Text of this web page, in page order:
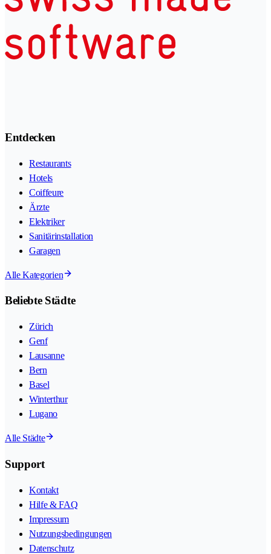
Entdecken
Restaurants
Hotels
Coiffeure
Ärzte
Elektriker
Sanitärinstallation
Garagen
Alle Kategorien
Beliebte Städte
Zürich
Genf
Lausanne
Bern
Basel
Winterthur
Lugano
Alle Städte
Support
Kontakt
Hilfe & FAQ
Impressum
Nutzungsbedingungen
Datenschutz